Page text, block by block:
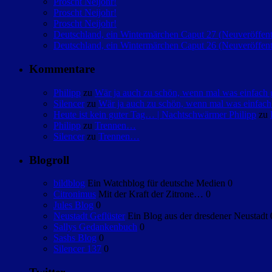
Proscht Neijohr!
Proscht Neijohr!
Deutschland, ein Wintermärchen Caput 27
Deutschland, ein Wintermärchen Caput 26
Kommentare
Philipp zu Wär ja auch zu schön, wenn mal was
Silencer zu Wär ja auch zu schön, wenn mal was
Heute ist kein guter Tag… | Nachtschwärmer Philipp zu
Philipp zu Trennen…
Silencer zu Trennen…
Blogroll
bildblog Ein Watchblog für deutsche Medien 0
Citronimus Mit der Kraft der Zitrone… 0
Jules Blog 0
Neustadt Geflüster Ein Blog aus der dresdener Neustadt
Sallys Gedankenbuch 0
Sashs Blog 0
Silencer 137 0